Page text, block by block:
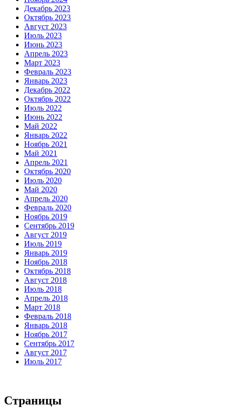
Декабрь 2023
Октябрь 2023
Август 2023
Июль 2023
Июнь 2023
Апрель 2023
Март 2023
Февраль 2023
Январь 2023
Декабрь 2022
Октябрь 2022
Июль 2022
Июнь 2022
Май 2022
Январь 2022
Ноябрь 2021
Май 2021
Апрель 2021
Октябрь 2020
Июль 2020
Май 2020
Апрель 2020
Февраль 2020
Ноябрь 2019
Сентябрь 2019
Август 2019
Июль 2019
Январь 2019
Ноябрь 2018
Октябрь 2018
Август 2018
Июль 2018
Апрель 2018
Март 2018
Февраль 2018
Январь 2018
Ноябрь 2017
Сентябрь 2017
Август 2017
Июль 2017
Страницы